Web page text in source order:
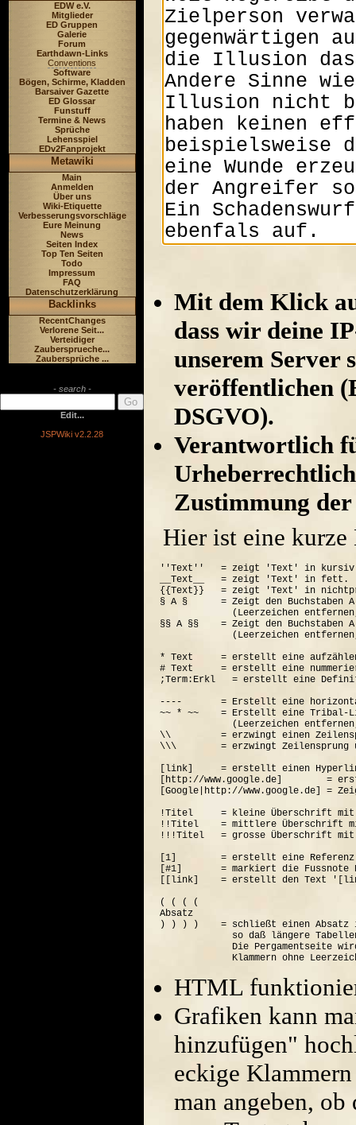
EDW e.V.
Mitglieder
ED Gruppen
Galerie
Forum
Earthdawn-Links
Conventions
Software
Bögen, Schirme, Kladden
Barsaiver Gazette
ED Glossar
Funstuff
Termine & News
Sprüche
Lehensspiel
EDv2Fanprojekt
Metawiki
Main
Anmelden
Über uns
Wiki-Etiquette
Verbesserungsvorschläge
Eure Meinung
News
Seiten Index
Top Ten Seiten
Todo
Impressum
FAQ
Datenschutzerklärung
Backlinks
RecentChanges
Verlorene Seit...
Verteidiger
Zaubersprueche...
Zaubersprüche ...
- search -
Edit...
JSPWiki v2.2.28
Mit dem Klick
dass wir deine
unserem Server
veröffentlichen
DSGVO).
Verantwortlich
Zustimmung
Hier ist eine
''Text''   = zeigt 'Text' in
__Text__   = zeigt 'Text' in fett.
{{Text}}   = zeigt 'Text' in
§ A §      = Zeigt den Buchstaben
(Leerzeichen
§§ A §§    = Zeigt den Buchstaben
(Leerzeichen
* Text     = erstellt eine
# Text     = erstellt eine
;Term:Erkl   = erstellt eine
----       = Erstellt eine
~~ * ~~    = Erstellt eine Tribal-
(Leerzeichen
\\         = erzwingt einen
\\\        = erzwingt Zeilensprung
[link]     = erstellt einen
[http://www.google.de]        =
[Google|http://www.google.de] =
!Titel     = kleine Überschrift
!!Titel    = mittlere Überschrift
!!!Titel   = grosse Überschrift
[1]        = erstellt eine Referenz
[#1]       = markiert die Fussnote
[[link]    = erstellt den Text
( ( ( (
Absatz
) ) ) )    = schließt einen Absatz
so daß längere
Die Pergamentseite
HTML
Grafiken kann
hinzufügen"
eckige
man angeben,